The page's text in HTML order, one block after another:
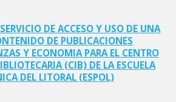
DE ACCESO Y USO DE UNA
DE PUBLICACIONES
Y ECONOMIA PARA EL CENTRO
(CIB) DE LA ESCUELA
DEL LITORAL (ESPOL)